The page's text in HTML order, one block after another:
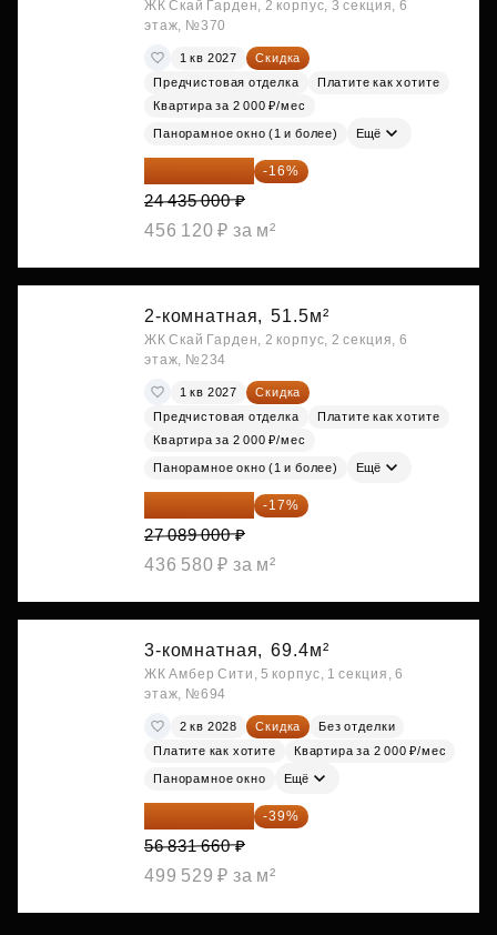
ЖК Скай Гарден, 2 корпус, 3 секция, 6
этаж, №370
1 кв 2027
Скидка
Предчистовая отделка
Платите как хотите
Квартира за 2 000 ₽/мес
Панорамное окно (1 и более) Ещё
20 525 400 ₽ -16%
24 435 000 ₽
456 120 ₽ за м²
2-комнатная, 51.5м²
ЖК Скай Гарден, 2 корпус, 2 секция, 6
этаж, №234
1 кв 2027
Скидка
Предчистовая отделка
Платите как хотите
Квартира за 2 000 ₽/мес
Панорамное окно (1 и более) Ещё
22 483 870 ₽ -17%
27 089 000 ₽
436 580 ₽ за м²
3-комнатная, 69.4м²
ЖК Амбер Сити, 5 корпус, 1 секция, 6
этаж, №694
2 кв 2028 Скидка
Без отделки
Платите как хотите
Квартира за 2 000 ₽/мес
Панорамное окно Ещё
34 667 313 ₽ -39%
56 831 660 ₽
499 529 ₽ за м²